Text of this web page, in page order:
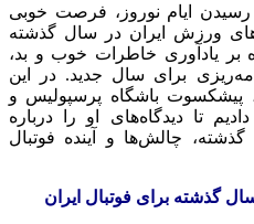
رسیدن ایام نوروز، فرصت خوبی
ورزش ایران در سال گذشته
بر یادآوری خاطرات خوب و بد،
برای سال جدید. در این
پیشکسوت باشگاه پرسپولیس و
تا دیدگاه‌های او را درباره
چالش‌ها و آینده فوتبال
گذشته برای فوتبال ایران